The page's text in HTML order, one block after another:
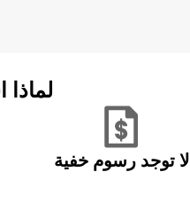
لا توجد رسوم خفية